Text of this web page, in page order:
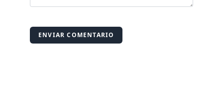
ENVIAR COMENTARIO